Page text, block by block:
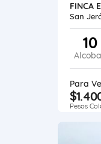
FINCA
San
10
Para
Pesos